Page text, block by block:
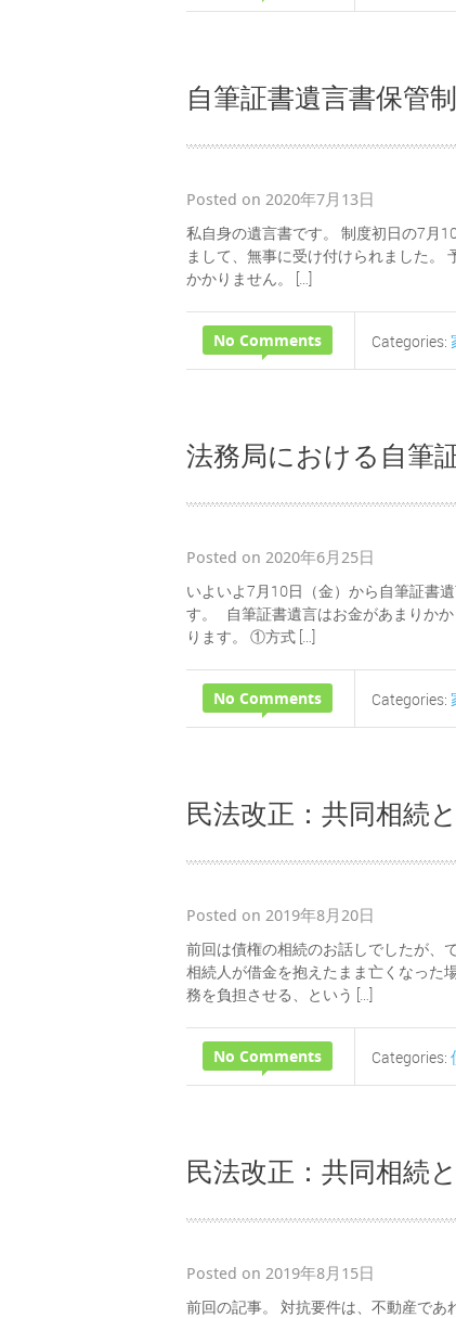
自筆証書遺言書保管
Posted on 2020年7月13日
私自身の遺言書です。 制度初日の7月
まして、無事に受け付けられました。
かかりません。 […]
No Comments Categories:
法務局における自筆
Posted on 2020年6月25日
いよいよ7月10日（金）から自筆証書
す。 自筆証書遺言はお金があまりか
ります。 ①方式 […]
No Comments Categories:
民法改正：共同相続
Posted on 2019年8月20日
前回は債権の相続のお話しでしたが、
相続人が借金を抱えたまま亡くなった
務を負担させる、という […]
No Comments Categories:
民法改正：共同相続
Posted on 2019年8月15日
前回の記事。 対抗要件は、不動産で